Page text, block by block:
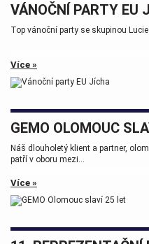
VÁNOČNÍ PARTY EU
Top vánoční party se skupinou Lucie.
Více »
GEMO OLOMOUC
Náš dlouholetý klient a partner,
patří v oboru mezi...
Více »